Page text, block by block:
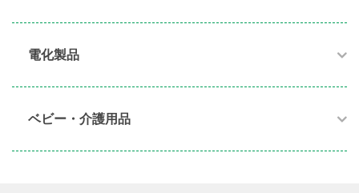
電化製品​
ベビー・介護用品​